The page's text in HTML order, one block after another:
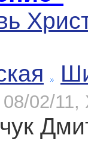
02/11,